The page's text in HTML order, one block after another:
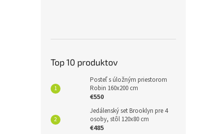
Top 10 produktov
Posteľ s úložným priestorom
Robin 160x200 cm
€550
Jedálenský set Brooklyn pre 4
osoby, stôl 120x80 cm
€485